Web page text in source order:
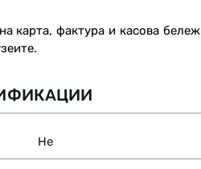
карта, фактура и касова
Не